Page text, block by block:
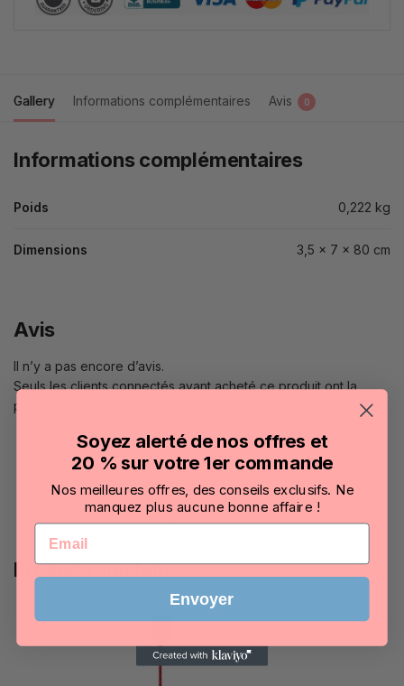
Gallery Informations complémentaires Avis 0
Informations complémentaires
Poids 0,222 kg
Dimensions 3,5 × 7 × 80 cm
Avis
Il n’y a pas encore d’avis.
Seuls les clients connectés ayant acheté ce produit ont la
possibilité de laisser un avis.
Catégories : Cravaches & Plumeaux,Fouets
Marque : The Red
Produits similaires
Soyez alerté de nos offres et
20 % sur votre 1er commande
Nos meilleures offres, des conseils exclusifs. Ne
manquez plus aucune bonne affaire !
Email
Envoyer